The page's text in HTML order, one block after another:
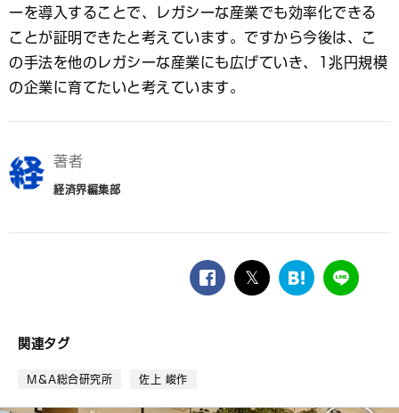
ーを導入することで、レガシーな産業でも効率化できる
ことが証明できたと考えています。ですから今後は、こ
の手法を他のレガシーな産業にも広げていき、1兆円規模
の企業に育てたいと考えています。
著者
経済界編集部
facebook
twitter
は
ー
LINE
関連タグ
M＆A総合研究所 佐上 峻作